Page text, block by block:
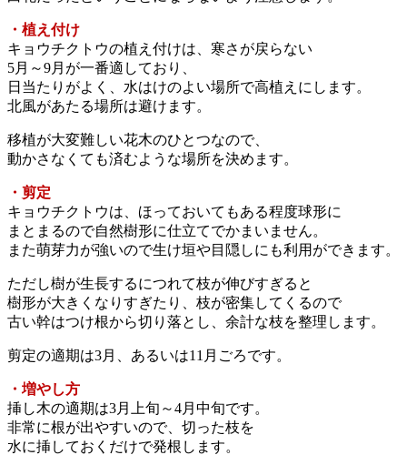
・植え付け
キョウチクトウの植え付けは、寒さが戻らない
5月～9月が一番適しており、
日当たりがよく、水はけのよい場所で高植えにします。
北風があたる場所は避けます。
移植が大変難しい花木のひとつなので、
動かさなくても済むような場所を決めます。
・剪定
キョウチクトウは、ほっておいてもある程度球形に
まとまるので自然樹形に仕立てでかまいません。
また萌芽力が強いので生け垣や目隠しにも利用ができます。
ただし樹が生長するにつれて枝が伸びすぎると
樹形が大きくなりすぎたり、枝が密集してくるので
古い幹はつけ根から切り落とし、余計な枝を整理します。
剪定の適期は3月、あるいは11月ごろです。
・増やし方
挿し木の適期は3月上旬～4月中旬です。
非常に根が出やすいので、切った枝を
水に挿しておくだけで発根します。